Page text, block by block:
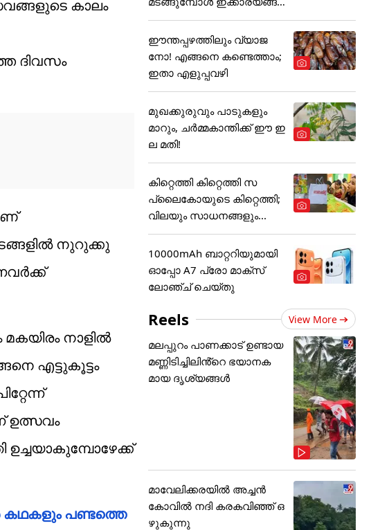
കാലം
ദിവസം
​നുറുക്കു
നാളിൽ
എട്ടുകൂട്ടം
ഉത്സവം
ഉച്ചയാകുമ്പോഴേക്ക്
കഥകളും പണ്ടത്തെ
ൾ
ഈന്തപ്പഴത്തിലും വ്യാജ
നോ! എങ്ങനെ കണ്ടെത്താം;
ഇതാ എളുപ്പവഴി
മുഖക്കുരുവും പാടുകളും
മാറും, ചർമ്മകാന്തിക്ക് ഈ ഇ
ല മതി!
കിറ്റെത്തി കിറ്റെത്തി സ
പ്ലൈകോയുടെ കിറ്റെത്തി;
വിലയും സാധനങ്ങളും...
10000mAh ബാറ്ററിയുമായി
ഓപ്പോ A7 പ്രോ മാക്സ്
ലോഞ്ച് ചെയ്തു
Reels View More
മലപ്പുറം പാണക്കാട് ഉണ്ടായ
മണ്ണിടിച്ചിലിൻ്റെ ഭയാനക
മായ ദൃശ്യങ്ങൾ
മാവേലിക്കരയിൽ അച്ചൻ
കോവിൽ നദി കരകവിഞ്ഞ് ഒ
ഴുകുന്നു